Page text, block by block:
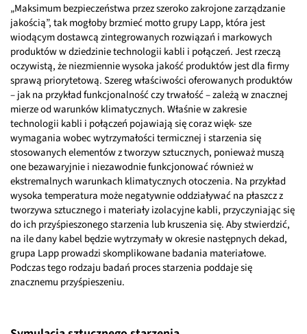
„Maksimum bezpieczeństwa przez szeroko zakrojone zarządzanie
jakością”, tak mogłoby brzmieć motto grupy Lapp, która jest
wiodącym dostawcą zintegrowanych rozwiązań i markowych
produktów w dziedzinie technologii kabli i połączeń. Jest rzeczą
oczywistą, że niezmiennie wysoka jakość produktów jest dla firmy
sprawą priorytetową. Szereg właściwości oferowanych produktów
– jak na przykład funkcjonalność czy trwałość – zależą w znacznej
mierze od warunków klimatycznych. Właśnie w zakresie
technologii kabli i połączeń pojawiają się coraz więk- sze
wymagania wobec wytrzymałości termicznej i starzenia się
stosowanych elementów z tworzyw sztucznych, ponieważ muszą
one bezawaryjnie i niezawodnie funkcjonować również w
ekstremalnych warunkach klimatycznych otoczenia. Na przykład
wysoka temperatura może negatywnie oddziaływać na płaszcz z
tworzywa sztucznego i materiały izolacyjne kabli, przyczyniając się
do ich przyśpieszonego starzenia lub kruszenia się. Aby stwierdzić,
na ile dany kabel będzie wytrzymały w okresie następnych dekad,
grupa Lapp prowadzi skomplikowane badania materiałowe.
Podczas tego rodzaju badań proces starzenia poddaje się
znacznemu przyśpieszeniu.